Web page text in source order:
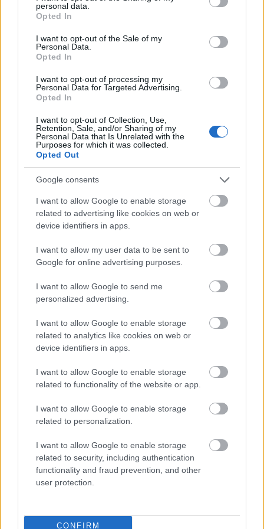
grant or deny consent to Google and its third-party tags to
use your data for below specified purposes in below Google
consent section.
personal data.
Opted In
I want to opt-out of the Sale of my
Personal Data.
Opted In
I want to opt-out of processing my
Personal Data for Targeted Advertising.
Opted In
I want to opt-out of Collection, Use,
Retention, Sale, and/or Sharing of my
Personal Data that Is Unrelated with the
Purposes for which it was collected.
Opted Out
Google consents
I want to allow Google to enable storage
related to advertising like cookies on web or
device identifiers in apps.
I want to allow my user data to be sent to
Google for online advertising purposes.
I want to allow Google to send me
personalized advertising.
I want to allow Google to enable storage
related to analytics like cookies on web or
device identifiers in apps.
I want to allow Google to enable storage
related to functionality of the website or app.
I want to allow Google to enable storage
related to personalization.
I want to allow Google to enable storage
related to security, including authentication
functionality and fraud prevention, and other
user protection.
CONFIRM
különben nem mehet a műsor adásba, Cserhalmi
provokatív jelleg, amely irritálta a hatalmat, ehhez
jött még Latinovitshoz fűződő barátsága, játszott
számító Latinovits-rendezésben, a Németh László
írta Győzelemben, amely fölfejtette a szószínház
szövetét, megmozgatta a "beszélő fejeket" (az
irodalmi mandarinok fölháborodtak, egy részük a
pártsajtóban tiltakozott az ott megjelent kritika
miatt, mert az előadást persze nem látták, olyan
mélyre nem süllyedtek), majd Gorkij
Kispolgárokjában, utóbbiban az erejének és
igazának tudatában meglehetősen szenvtelenre vett,
"pozitív hős" Nyilt adta, ez idő tájt s főleg Latinovits
halála után ő volt az ügyeletes renitens,
szabadgondolkodó és szegénylegény, kijárt volna
rendezőkre és színésztársakra, ez lett előbb a Székely
és Zsámbéki vezette Nemzeti Színház, majd
t, az összeroppanó, érzékeny Művészt játszotta a
Danton halálában, ebben a szabadság hiányáról
amelynek Cselekvő színház volt a címe, többekkel
együtt ő is rajta volt egy jelenetfotón, hátrakötött
kézzel, cselekvésképtelenül), aztán Harry herceget a
IV. Henrikben, a korhely királyfit, aki addig élvezi a
kváziszabadságot, amíg uralkodnia nem kell,
pendlizik Falstaff és királyi apja, a felelőtlen ifjúság
és a manipuláló hatalom között, ez korunk egyik
dilemmája, beállni a sorba vagy nem,
konformizálódni vagy nem, Cserhalmi színészi
személyisége kezdettől fogva sugallta a nemleges
választ, ami a Katonában érett koherens
alakításokká Székely Gábor rendezéseiben, ezek
színháztörténeti értékű, emblematikus
népgyűlölőnek játszotta, hanem olyasvalakinek, akit